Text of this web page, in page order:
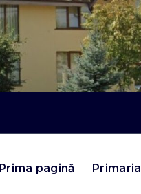
Prima pagină Primaria